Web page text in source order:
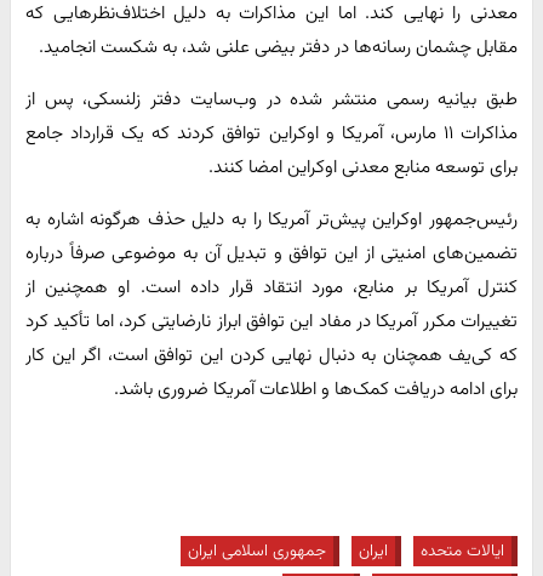
معدنی را نهایی کند. اما این مذاکرات به دلیل اختلاف‌نظرهایی که
مقابل چشمان رسانه‌ها در دفتر بیضی‌ علنی شد، به شکست انجامید.
طبق بیانیه رسمی منتشر شده در وب‌سایت دفتر زلنسکی، پس از
مذاکرات ۱۱ مارس، آمریکا و اوکراین توافق کردند که یک قرارداد جامع
برای توسعه منابع معدنی اوکراین امضا کنند.
رئیس‌جمهور اوکراین پیش‌تر آمریکا را به دلیل حذف هرگونه اشاره به
تضمین‌های امنیتی از این توافق و تبدیل آن به موضوعی صرفاً درباره
کنترل آمریکا بر منابع، مورد انتقاد قرار داده است. او همچنین از
تغییرات مکرر آمریکا در مفاد این توافق ابراز نارضایتی کرد، اما تأکید کرد
که کی‌یف همچنان به دنبال نهایی کردن این توافق است، اگر این کار
برای ادامه دریافت کمک‌ها و اطلاعات آمریکا ضروری باشد.
ایالات متحده ایران
جمهوری اسلامی ایران